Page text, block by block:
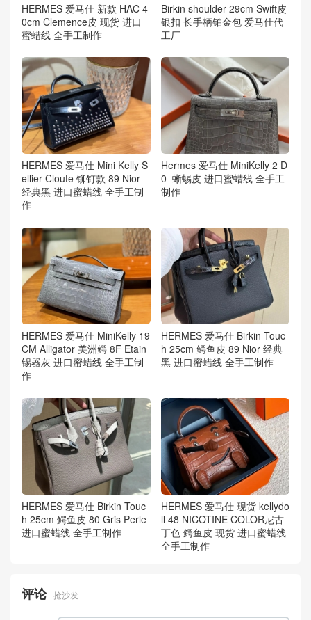
HERMES 爱马仕 新款 HAC 4
0cm Clemence皮 现货 进口
蜜蜡线 全手工制作
Birkin shoulder 29cm Swift皮
银扣 长手柄铂金包 爱马仕代
工厂
HERMES 爱马仕 Mini Kelly S
ellier Cloute 铆钉款 89 Nior
经典黑 进口蜜蜡线 全手工制
作
Hermes 爱马仕 MiniKelly 2 D
0 蜥蜴皮 进口蜜蜡线 全手工
制作
HERMES 爱马仕 MiniKelly 19
CM Alligator 美洲鳄 8F Etain
锡器灰 进口蜜蜡线 全手工制
作
HERMES 爱马仕 Birkin Touc
h 25cm 鳄鱼皮 89 Nior 经典
黑 进口蜜蜡线 全手工制作
HERMES 爱马仕 Birkin Touc
h 25cm 鳄鱼皮 80 Gris Perle
进口蜜蜡线 全手工制作
HERMES 爱马仕 现货 kellydo
ll 48 NICOTINE COLOR尼古
丁色 鳄鱼皮 现货 进口蜜蜡线
全手工制作
评论 抢沙发